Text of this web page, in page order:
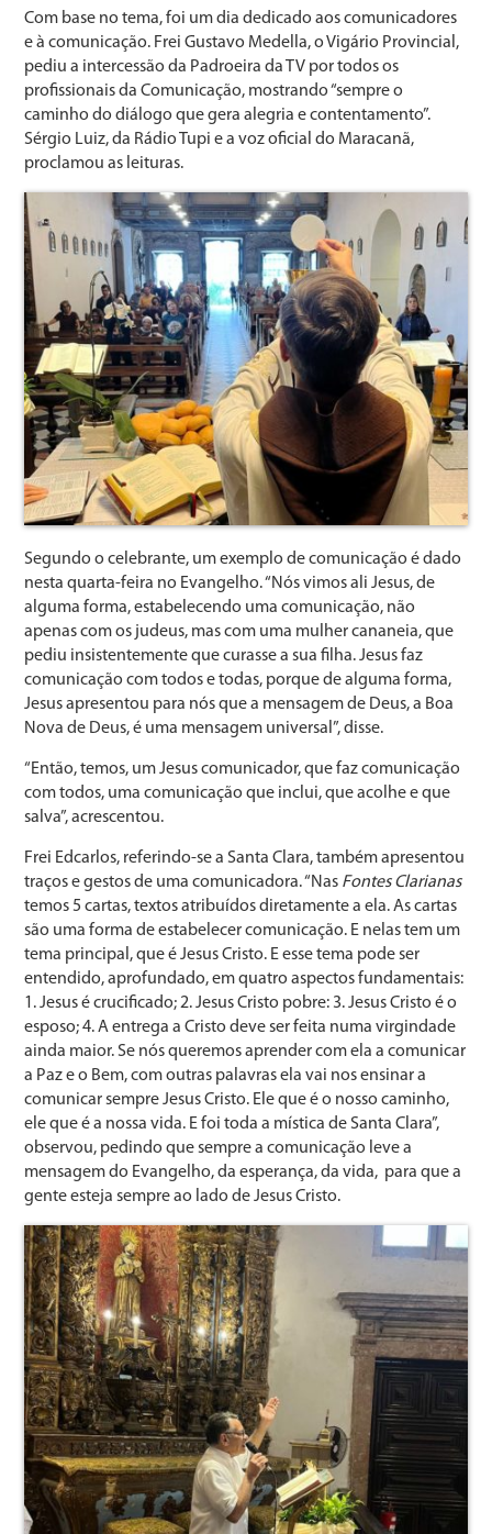
Com base no tema, foi um dia dedicado aos comunicadores
e à comunicação. Frei Gustavo Medella, o Vigário Provincial,
pediu a intercessão da Padroeira da TV por todos os
profissionais da Comunicação, mostrando “sempre o
caminho do diálogo que gera alegria e contentamento”.
Sérgio Luiz, da Rádio Tupi e a voz oficial do Maracanã,
proclamou as leituras.
Segundo o celebrante, um exemplo de comunicação é dado
nesta quarta-feira no Evangelho. “Nós vimos ali Jesus, de
alguma forma, estabelecendo uma comunicação, não
apenas com os judeus, mas com uma mulher cananeia, que
pediu insistentemente que curasse a sua filha. Jesus faz
comunicação com todos e todas, porque de alguma forma,
Jesus apresentou para nós que a mensagem de Deus, a Boa
Nova de Deus, é uma mensagem universal”, disse.
“Então, temos, um Jesus comunicador, que faz comunicação
com todos, uma comunicação que inclui, que acolhe e que
salva”, acrescentou.
Frei Edcarlos, referindo-se a Santa Clara, também apresentou
traços e gestos de uma comunicadora. “Nas Fontes Clarianas
temos 5 cartas, textos atribuídos diretamente a ela. As cartas
são uma forma de estabelecer comunicação. E nelas tem um
tema principal, que é Jesus Cristo. E esse tema pode ser
entendido, aprofundado, em quatro aspectos fundamentais:
1. Jesus é crucificado; 2. Jesus Cristo pobre: 3. Jesus Cristo é o
esposo; 4. A entrega a Cristo deve ser feita numa virgindade
ainda maior. Se nós queremos aprender com ela a comunicar
a Paz e o Bem, com outras palavras ela vai nos ensinar a
comunicar sempre Jesus Cristo. Ele que é o nosso caminho,
ele que é a nossa vida. E foi toda a mística de Santa Clara”,
observou, pedindo que sempre a comunicação leve a
mensagem do Evangelho, da esperança, da vida, para que a
gente esteja sempre ao lado de Jesus Cristo.